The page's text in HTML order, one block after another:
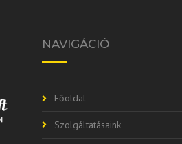
NAVIGÁCIÓ
Főoldal
Szolgáltatásaink